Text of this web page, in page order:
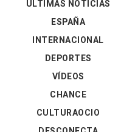
ÚLTIMAS NOTICIAS
ESPAÑA
INTERNACIONAL
DEPORTES
VÍDEOS
CHANCE
CULTURAOCIO